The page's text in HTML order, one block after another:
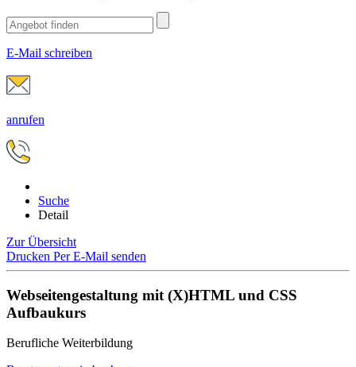
E-Mail schreiben
anrufen
Suche
Detail
Zur Übersicht
Drucken Per E-Mail senden
Webseitengestaltung mit (X)HTML und CSS
Aufbaukurs
Berufliche Weiterbildung